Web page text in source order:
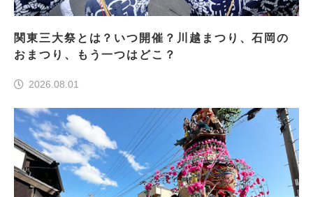
関東三大祭とは？いつ開催？川越まつり、石岡の
おまつり、もう一つはどこ？
2026.08.01